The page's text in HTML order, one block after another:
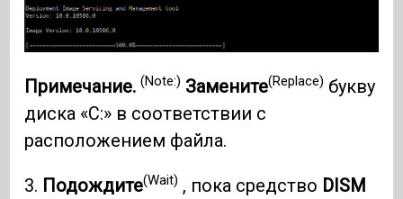
Примечание.(Note:) Замените(Replace) букву
диска «C:» в соответствии с
расположением файла.
3. Подождите(Wait) , пока средство DISM